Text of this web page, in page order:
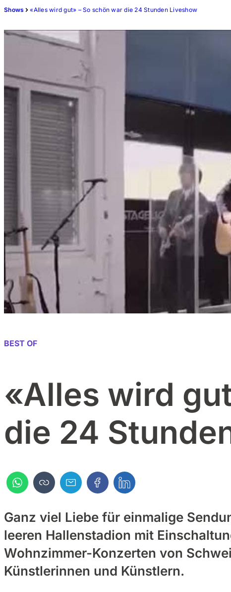
Shows «Alles wird gut» – So schön war die 24 Stunden Liveshow
BEST OF
«Alles wird
die 24
Ganz viel Liebe für einmalige
leeren Hallenstadion mit
Wohnzimmer-Konzerten von
Künstlerinnen und Künstlern.